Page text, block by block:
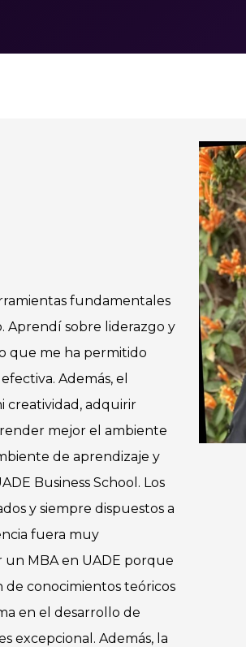
fundamentales
Aprendí sobre liderazgo y
que me ha permitido
Además, el
creatividad, adquirir
mejor el ambiente
de aprendizaje y
Business School. Los
y siempre dispuestos a
fuera muy
MBA en UADE porque
conocimientos teóricos
en el desarrollo de
excepcional. Además, la